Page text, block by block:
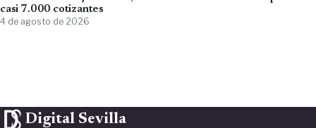
casi 7.000 cotizantes
4 de agosto de 2026
Digital Sevilla